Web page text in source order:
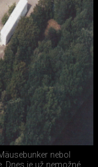
nebol
Dnes je už nemožné